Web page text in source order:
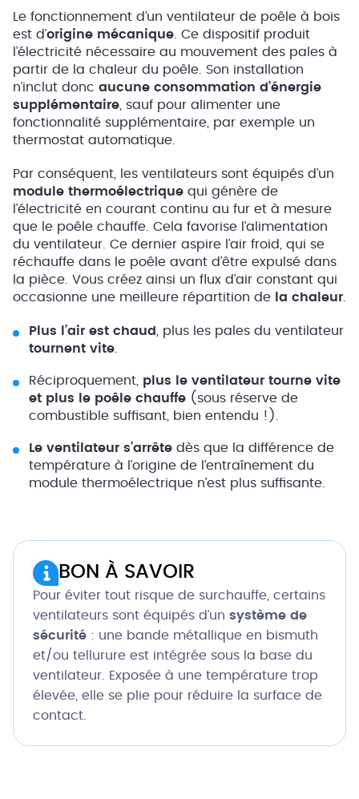
Le fonctionnement d’un ventilateur de poêle à bois
est d’origine mécanique . Ce dispositif produit
l’électricité nécessaire au mouvement des pales à
partir de la chaleur du poêle. Son installation
n’inclut donc aucune consommation d’énergie
supplémentaire , sauf pour alimenter une
fonctionnalité supplémentaire, par exemple un
thermostat automatique.
Par conséquent, les ventilateurs sont équipés d’un
module thermoélectrique qui génère de
l’électricité en courant continu au fur et à mesure
que le poêle chauffe. Cela favorise l’alimentation
du ventilateur. Ce dernier aspire l’air froid, qui se
réchauffe dans le poêle avant d’être expulsé dans
la pièce. Vous créez ainsi un flux d’air constant qui
occasionne une meilleure répartition de la chaleur
Plus l’air est chaud
, plus les pales du ventilateur
tournent vite
Réciproquement, plus le ventilateur tourne vite
et plus le poêle chauffe (sous réserve de
combustible suffisant, bien entendu !).
Le ventilateur s’arrête dès que la différence de
température à l’origine de l’entraînement du
module thermoélectrique n’est plus suffisante.
BON À SAVOIR
Pour éviter tout risque de surchauffe, certains
ventilateurs sont équipés d’un système de
sécurité : une bande métallique en bismuth
et/ou tellurure est intégrée sous la base du
ventilateur. Exposée à une température trop
élevée, elle se plie pour réduire la surface de
contact.